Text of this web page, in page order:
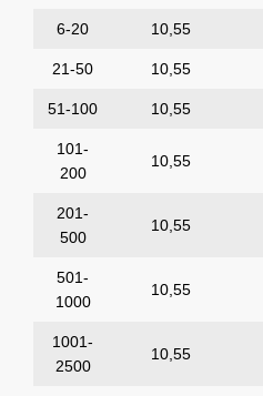
6-20 10,55
21-50 10,55
51-100 10,55
101-
200
10,55
201-
500
10,55
501-
1000
10,55
1001-
2500
10,55